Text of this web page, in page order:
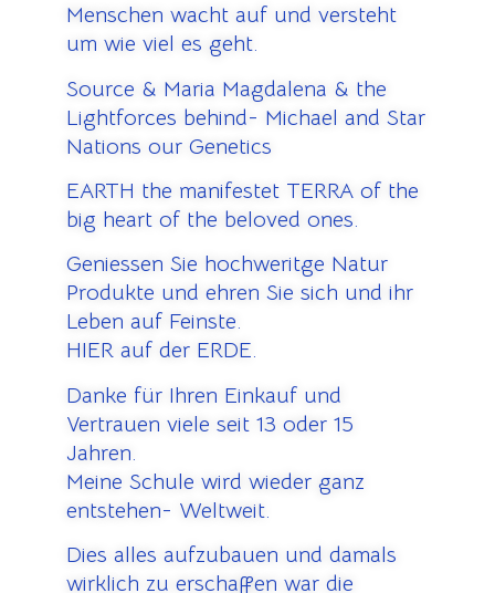
Menschen wacht auf und versteht
um wie viel es geht.
Source & Maria Magdalena & the
Lightforces behind- Michael and Star
Nations our Genetics
EARTH the manifestet TERRA of the
big heart of the beloved ones.
Geniessen Sie hochweritge Natur
Produkte und ehren Sie sich und ihr
Leben auf Feinste.
HIER auf der ERDE.
Danke für Ihren Einkauf und
Vertrauen viele seit 13 oder 15
Jahren.
Meine Schule wird wieder ganz
entstehen- Weltweit.
Dies alles aufzubauen und damals
wirklich zu erschaffen war die